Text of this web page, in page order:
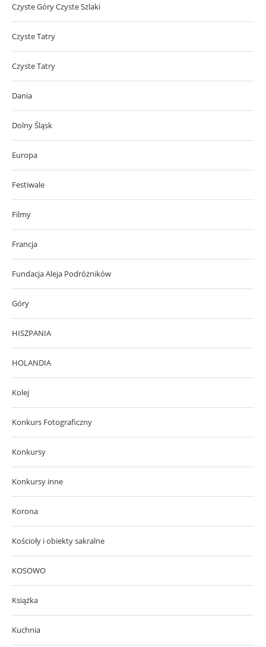
Czyste Góry Czyste Szlaki
Czyste Tatry
Czyste Tatry
Dania
Dolny Śląsk
Europa
Festiwale
Filmy
Francja
Fundacja Aleja Podróżników
Góry
HISZPANIA
HOLANDIA
Kolej
Konkurs Fotograficzny
Konkursy
Konkursy inne
Korona
Kościoły i obiekty sakralne
KOSOWO
Książka
Kuchnia